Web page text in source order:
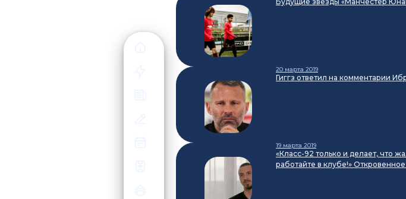
20 марта 2019
Гиггз ответил на комментарии
19 марта 2019
«Класс-92 только и делает, что
работайте в клубе!»